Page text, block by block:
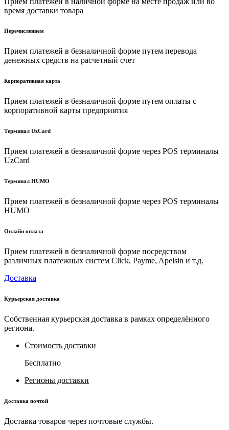
время доставки товара
Перечислением
Прием платежей в безналичной форме путем перевода
денежных средств на расчетный счет
Корпоративная карта
Прием платежей в безналичной форме путем оплаты с
корпоративной карты предприятия
Терминал UzCard
Прием платежей в безналичной форме через POS терминалы
UzCard
Терминал HUMO
Прием платежей в безналичной форме через POS терминалы
HUMO
Онлайн оплата
Прием платежей в безналичной форме посредством
различных платежных систем Click, Payme, Apelsin и т.д.
Доставка
Курьерская доставка
Собственная курьерская доставка в рамках определённого
региона.
Стоимость доставки
Бесплатно
Регионы доставки
Доставка почтой
Доставка товаров через почтовые службы.